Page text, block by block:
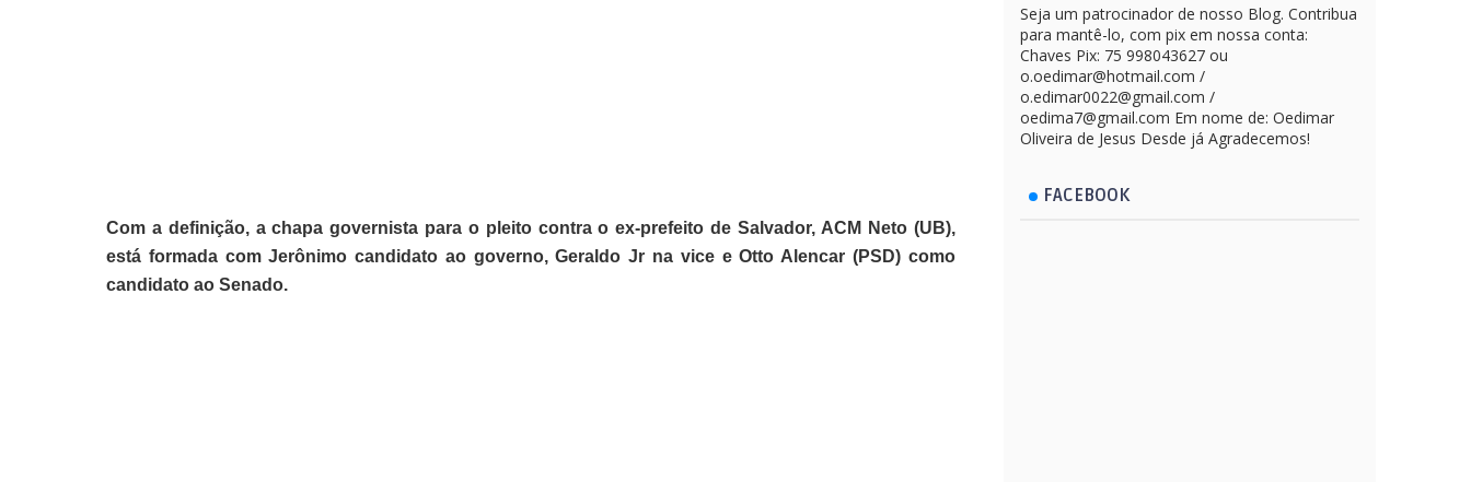
Com a definição, a chapa governista para o pleito contra o ex-prefeito de Salvador, ACM Neto (UB),
está formada com Jerônimo candidato ao governo, Geraldo Jr na vice e Otto Alencar (PSD) como
candidato ao Senado.
Seja um patrocinador de nosso Blog. Contribua
para mantê-lo, com pix em nossa conta:
Chaves Pix: 75 998043627 ou
o.oedimar@hotmail.com /
o.edimar0022@gmail.com /
oedima7@gmail.com Em nome de: Oedimar
Oliveira de Jesus Desde já Agradecemos!
FACEBOOK